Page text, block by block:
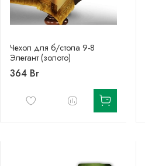
Чехол для б/стола 9-8
Элегант (золото)
364 Br